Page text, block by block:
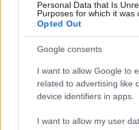
Personal Data that Is
Purposes for which it was
Opted Out
Google consents
I want to allow Google to
related to advertising like
device identifiers in apps.
I want to allow my user
Kate Middleton nyári